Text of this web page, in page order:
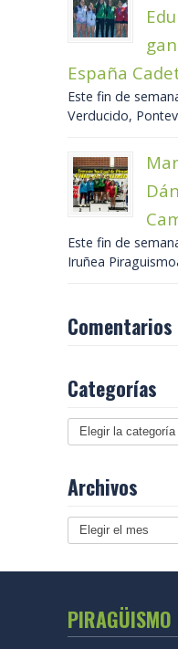
España
Este fin de
Verducido,
Este fin de
Iruñea
Categorías
Archivos
Archivos